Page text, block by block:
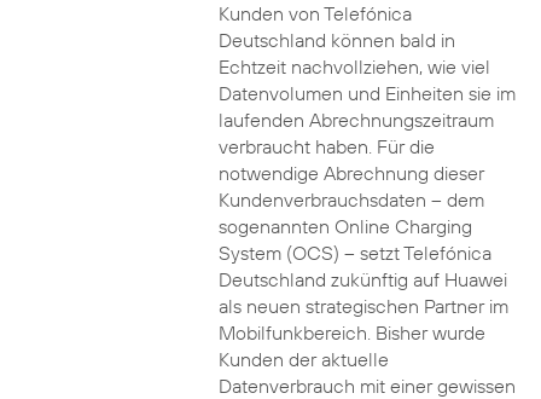
Kunden von Telefónica
Deutschland können bald in
Echtzeit nachvollziehen, wie viel
Datenvolumen und Einheiten sie im
laufenden Abrechnungszeitraum
verbraucht haben. Für die
notwendige Abrechnung dieser
Kundenverbrauchsdaten – dem
sogenannten Online Charging
System (OCS) – setzt Telefónica
Deutschland zukünftig auf Huawei
als neuen strategischen Partner im
Mobilfunkbereich. Bisher wurde
Kunden der aktuelle
Datenverbrauch mit einer gewissen